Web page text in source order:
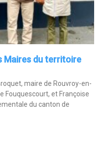
Maires du territoire
maire de Rouvroy-en-
Fouquescourt, et Françoise
du canton de